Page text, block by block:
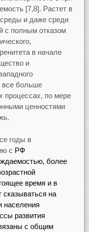
[7,8]. Растет в
и даже среди
с полным отказом
в начале
и
все больше
процессах, по мере
ценностями
годы в
с РФ
более
время и в
сказываться на
населения
развития
с общим